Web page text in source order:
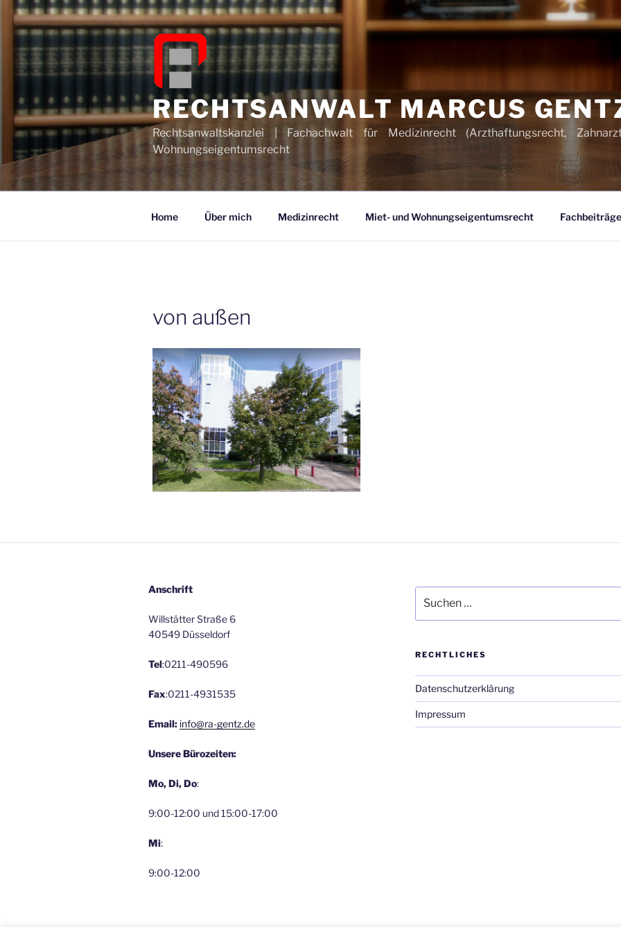
Zum
Inhalt
springen
RECHTSANWALT MARCUS
Rechtsanwaltskanzlei | Fachachwalt für Medizinrecht (Arzthaftungsrecht,
Wohnungseigentumsrecht
Home Über mich Medizinrecht Miet- und Wohnungseigentumsrecht
von außen
Anschrift
Willstätter Straße 6
40549 Düsseldorf
Tel:0211-490596
Fax:0211-4931535
Email: info@ra-gentz.de
Unsere Bürozeiten:
Mo, Di, Do:
9:00-12:00 und 15:00-17:00
Mi:
9:00-12:00
nach:
RECHTLICHES
Datenschutzerklärung
Impressum